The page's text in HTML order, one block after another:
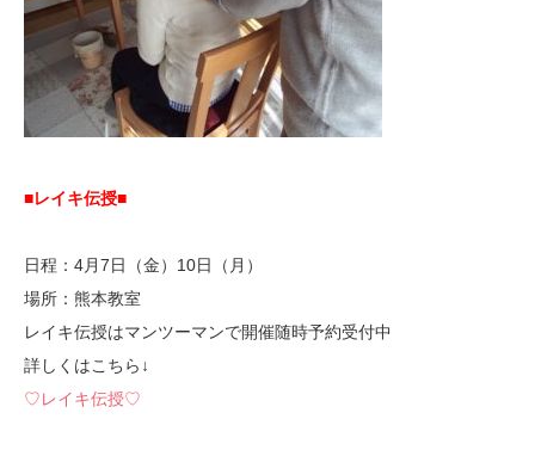
■レイキ伝授■
日程：4月7日（金）10日（月）
場所：熊本教室
レイキ伝授はマンツーマンで開催随時予約受付中
詳しくはこちら↓
♡レイキ伝授♡